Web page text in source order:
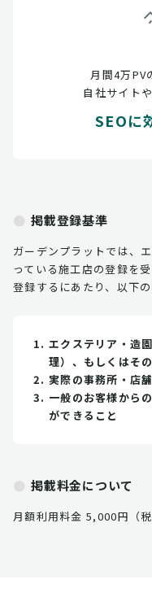
月間4万PV
自社サイト
SEOに
掲載登録基準
ガーデンプラットでは、
っている施工店の登録を
登録するにあたり、以下
エクステリア・造
理）、もしくはそ
実際の事務所・店
一般のお客様から
ができること
掲載料金について
月額利用料金 5,000円（税